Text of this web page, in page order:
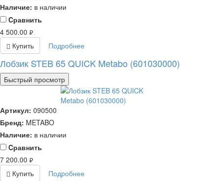
Наличие: в наличии
Cравнить
4 500.00 руб.
Купить Подробнее
Лобзик STEB 65 QUICK Metabo (601030000)
Быстрый просмотр
Артикул: 090500
Бренд: METABO
Наличие: в наличии
Cравнить
7 200.00 руб.
Купить Подробнее